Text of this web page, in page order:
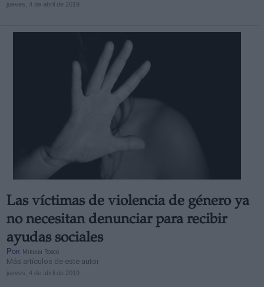
jueves, 4 de abril de 2019
Las víctimas de violencia de género ya
no necesitan denunciar para recibir
ayudas sociales
Por Miriam Rosco
Más artículos de este autor
jueves, 4 de abril de 2019